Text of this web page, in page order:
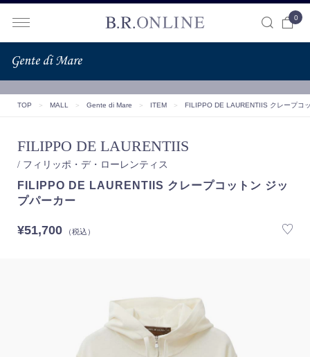
0
TOP ＞ MALL ＞ Gente di Mare ＞ ITEM ＞ FILIPPO DE LAURENTIIS クレープコ
FILIPPO DE LAURENTIIS
/ フィリッポ・デ・ローレンティス
FILIPPO DE LAURENTIIS クレープコットン ジッ
プパーカー
¥51,700（税込）